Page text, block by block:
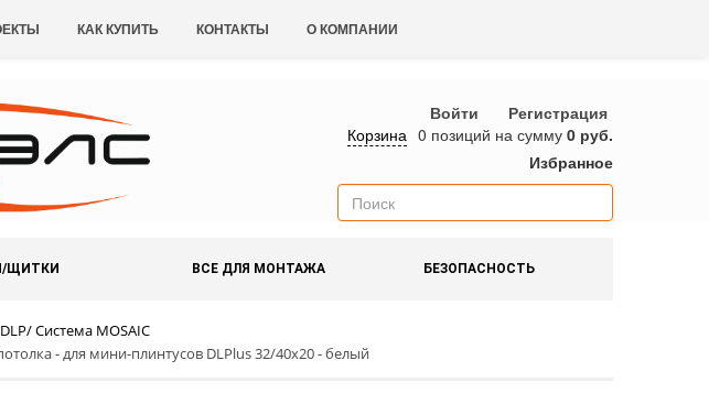
КАК КУПИТЬ КОНТАКТЫ О КОМПАНИИ
Войти
Регистрация
Корзина 0 позиций на сумму 0 руб.
Избранное
ЩИТКИ ВСЕ ДЛЯ МОНТАЖА БЕЗОПАСНОСТЬ
Система MOSAIC
- для мини-плинтусов DLPlus 32/40x20 - белый